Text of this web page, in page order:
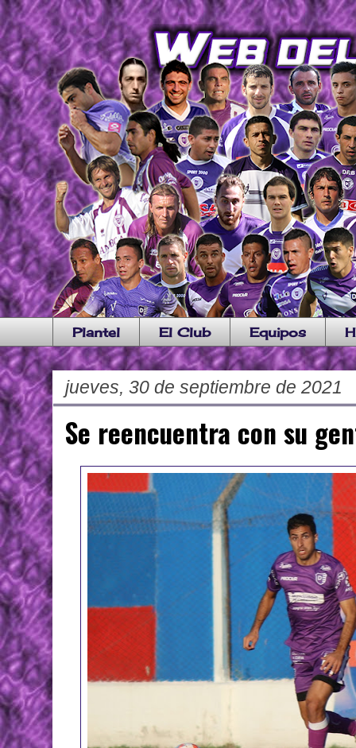
Plantel El Club Equipos
jueves, 30 de septiembre de 2021
Se reencuentra con su